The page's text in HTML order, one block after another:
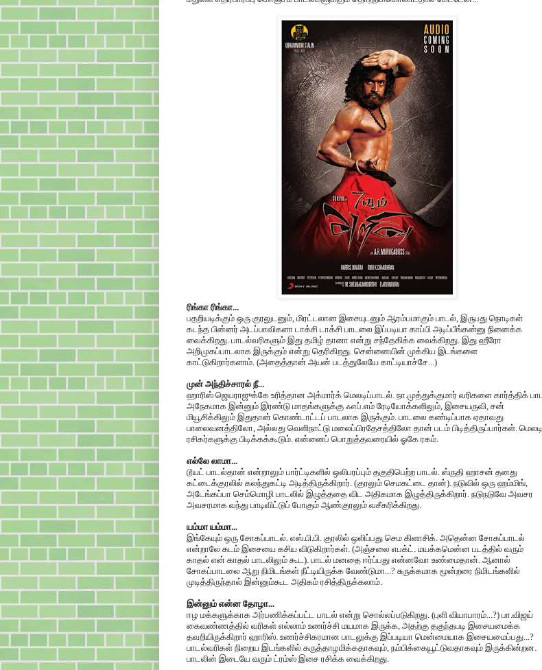
ரிங்கா ரிங்கா...
பதறியடிக்கும் ஒரு குரலுடனும், மிரட்டலான இசையுடனும் ஆரம்பமாகும் பாடல், இருபது நொடிகள்
கடந்த பின்னர் அடப்பாவிகளா டாக்சி டாக்சி பாடலை இப்படியா காப்பி அடிப்பீங்கன்னு நினைக்க
வைக்கிறது. பாடல்வரிகளும் இது தமிழ் தானா என்று சந்தேகிக்க வைக்கிறது. இது ஹீரோ
அறிமுகப்பாடலாக இருக்கும் என்று தெரிகிறது. சென்னையின் முக்கிய இடங்களை
காட்டுகிறார்களாம். (அதைத்தான் அயன் படத்துலேயே காட்டியாச்சே...)
முன் அந்திச்சாரல் நீ...
ஹாரிஸ் ஜெயராஜுக்கே உரித்தான அக்மார்க் மெலடிப்பாடல். நா.முத்துக்குமார் வரிகளை கார்த்திக் பாட
அநேகமாக இன்னும் இரண்டு மாதங்களுக்கு ஃஎப்.எம் ரேடியோக்களிலும், இசையருவி, சன்
மியூசிக்கிலும் இதுதான் கொண்டாட்டப் பாடலாக இருக்கும். பாடலை கண்டிப்பாக ஏதாவது
பாலைவனத்திலோ, அல்லது வெளிநாட்டு மலைப்பிரதேசத்திலோ தான் படம் பிடித்திருப்பார்கள். மெலடி
ரசிகர்களுக்கு பிடிக்கக்கூடும். என்னைப் பொறுத்தவரையில் ஓகே ரகம்.
எல்லே லாமா...
டூயட் பாடல்தான் என்றாலும் பார்ட்டிகளில் ஒலிபரப்பும் தகுதிபெற்ற பாடல். ஸ்ருதி ஹாசன் தனது
கட்டைக்குரலில் கலந்துகட்டி அடித்திருக்கிறார். (குரலும் செமகட்டை தான்). நடுவில் ஒரு ஹம்மிங்,
அடேங்கப்பா செம்மொழி பாடலில் இழுத்ததை விட அதிகமாக இழுத்திருக்கிறார். நடுநடுவே அவசர
அவசரமாக வந்து பாடிவிட்டுப் போகும் ஆண்குரலும் வசீகரிக்கிறது.
யம்மா யம்மா...
இங்கேயும் ஒரு சோகப்பாடல். எஸ்.பி.பி. குரலில் ஒலிப்பது செம கிளாசிக். அதென்ன சோகப்பாடல்
என்றாலே கடம் இசையை கசிய விடுகிறார்கள். (அஞ்சலை எபக்ட். மயக்கமென்ன படத்தில் வரும்
காதல் என் காதல் பாடலிலும் கூட). பாடல் மனதை ஈர்ப்பது என்னவோ உண்மைதான். ஆனால்
சோகப்பாடலை ஆறு நிமிடங்கள் நீட்டியிருக்க வேண்டுமா...? சுருக்கமாக மூன்றரை நிமிடங்களில்
முடித்திருந்தால் இன்னும்கூட அதிகம் ரசித்திருக்கலாம்.
இன்னும் என்ன தோழா...
ஈழ மக்களுக்காக அர்பணிக்கப்பட்ட பாடல் என்று சொல்லப்படுகிறது. (புளி வியாபாரம்...?) பா.விஜய்
கைவண்ணத்தில் வரிகள் எல்லாம் உணர்ச்சி மயமாக இருக்க, அதற்கு தகுந்தபடி இசையமைக்க
தவறியிருக்கிறார் ஹாரிஸ். உணர்ச்சிகரமான பாடலுக்கு இப்படியா மென்மையாக இசையமைப்பது...?
பாடல்வரிகள் நிறைய இடங்களில் கருத்தாழமிக்கதாகவும், நம்பிக்கையூட்டுவதாகவும் இருக்கின்றன.
பாடலின் இடையே வரும் ட்ரம்ஸ் இசை ரசிக்க வைக்கிறது.